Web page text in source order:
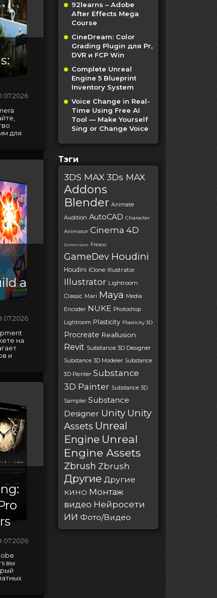
для
a
на
и
вы
92learns – Adobe
After Effects Mega
Course
CineDream: Color
Grading Plugin для Pr,
DVR и FCP Win
Complete Unreal
Engine 5 Blueprint
Inventory System
Voice Change in Real-
Time Using Free AI
Tool — Make Yourself
Sing or Change Voice
Тэги
3DS MAX 3Ds MAX
Addons
Blender Animate
Audition AutoCAD Character
Animator Cinema 4D
Dimension Fresco
GameDev Houdini
Houdini IClone Illustrator
Illustrator Lightroom
Classic Mari Maya
Media
Encoder NUKE Photoshop
Lightroom Plasticity Plasticity 3D
Procreate Reallusion
Revit Substance 3D Designer
Substance 3D Modeler Substance
3D Painter Substance
3D Painter Substance 3D
Sampler Substance
Designer Unity Unity
Assets Unreal
Engine Unreal
Engine Assets
Zbrush Zbrush
Другие Другие
КИНО Монтаж
видео Нейросети
ИИ Фото/Видео